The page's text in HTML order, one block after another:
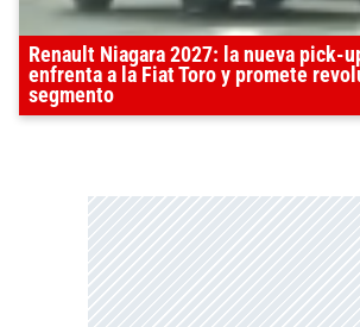
Renault Niagara 2027: la nueva pick-
enfrenta a la Fiat Toro y promete
segmento